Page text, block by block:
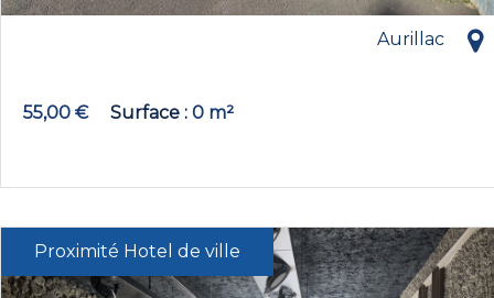
Aurillac
55,00 € Surface 0 m²
Proximité Hotel de ville